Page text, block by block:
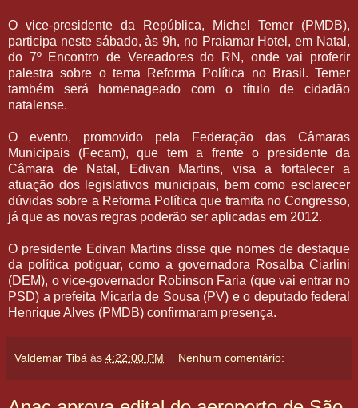
O vice-presidente da República, Michel Temer (PMDB),
participa neste sábado, às 9h, no Praiamar Hotel, em Natal,
do 7º Encontro de Vereadores do RN, onde vai proferir
palestra sobre o tema Reforma Política no Brasil. Temer
também será homenageado com o título de cidadão
natalense.
O evento, promovido pela Federação das Câmaras
Municipais (Fecam), que tem a frente o presidente da
Câmara de Natal, Edivan Martins, visa a fortalecer a
atuação dos legislativos municipais, bem como esclarecer
dúvidas sobre a Reforma Política que tramita no Congresso,
já que as novas regras poderão ser aplicadas em 2012.
O presidente Edivan Martins disse que nomes de destaque
da política potiguar, como a governadora Rosalba Ciarlini
(DEM), o vice-governador Robinson Faria (que vai entrar no
PSD) a prefeita Micarla de Sousa (PV) e o deputado federal
Henrique Alves (PMDB) confirmaram presença.
Valdemar Tibá às 4:22:00 PM Nenhum comentário: